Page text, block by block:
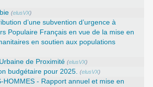
(elusVX)
d’une subvention d’urgence à
Populaire Français en vue de la mise en
en soutien aux populations
de Proximité (elusVX)
budgétaire pour 2025. (elusVX)
HOMMES - Rapport annuel et mise en